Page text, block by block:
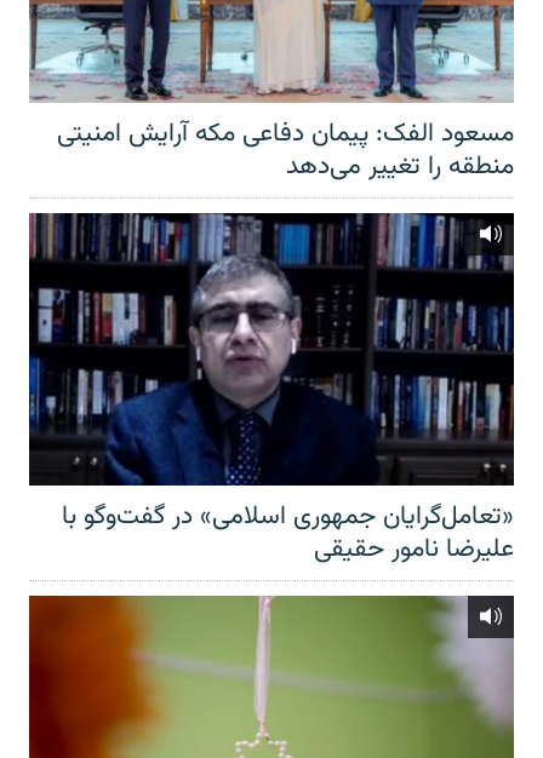
مسعود الفک: پیمان دفاعی مکه آرایش امنیتی
منطقه را تغییر می‌دهد
«تعامل‌گرایان جمهوری اسلامی» در گفت‌وگو با
علیرضا نامور حقیقی